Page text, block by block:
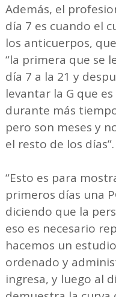
Además, el
día 7 es cuando el
los anticuerpos,
“la primera que se
día 7 a la 21 y
levantar la G que
durante más
pero son meses y
el resto de los días”.
“Esto es para
primeros días una
diciendo que la
eso es necesario
hacemos un
ordenado y
ingresa, y luego al